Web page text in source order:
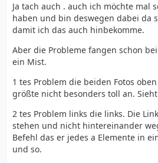
Ja tach auch . auch ich möchte mal
haben und bin deswegen dabei da
damit ich das auch hinbekomme.
Aber die Probleme fangen schon
ein Mist.
1 tes Problem die beiden Fotos
größte nicht besonders toll an.
2 tes Problem links die links. Die
stehen und nicht hintereinander
Befehl das er jedes a Elemente in
und so.